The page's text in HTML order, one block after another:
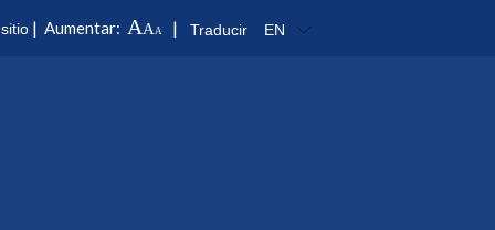
| Aumentar: AA A | Traducir EN